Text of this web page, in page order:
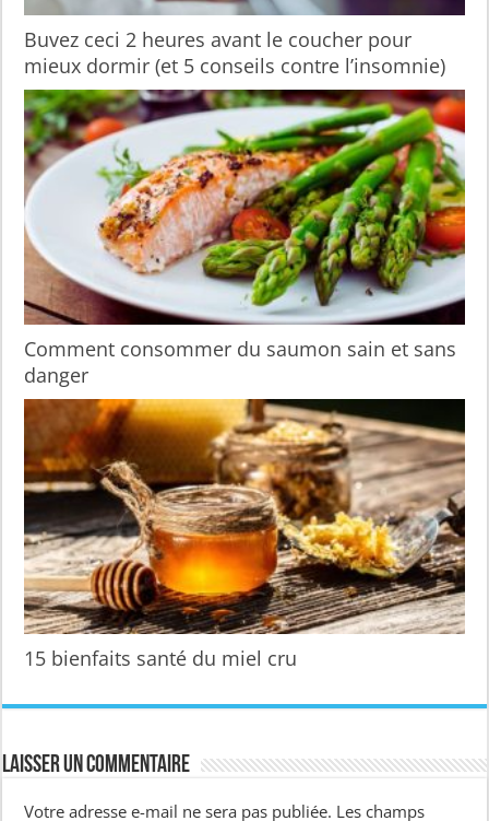
Buvez ceci 2 heures avant le coucher pour
mieux dormir (et 5 conseils contre l’insomnie)
Comment consommer du saumon sain et sans
danger
15 bienfaits santé du miel cru
Laisser un commentaire
Votre adresse e-mail ne sera pas publiée. Les champs